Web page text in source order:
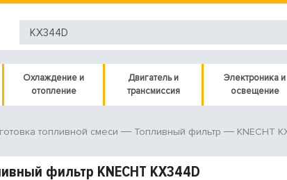
Охлаждение и
отопление
Двигатель и
трансмиссия
Электроника и
освещение
топливной смеси Топливный фильтр KNECHT
фильтр KNECHT KX344D